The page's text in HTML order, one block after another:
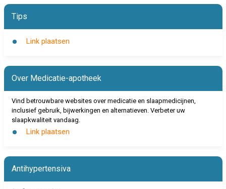
Tips
Link plaatsen
Over Medicatie-apotheek
Vind betrouwbare websites over medicatie en slaapmedicijnen,
inclusief gebruik, bijwerkingen en alternatieven. Verbeter uw
slaapkwaliteit vandaag.
Link plaatsen
Antihypertensiva